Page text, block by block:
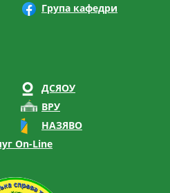
Група кафедри
ДСЯОУ
ВРУ
НАЗЯВО
On-Line